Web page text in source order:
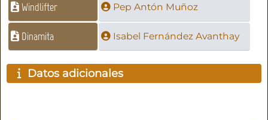
Windlifter Pep Antón Muñoz
Dinamita Isabel Fernández Avanthay
Datos adicionales